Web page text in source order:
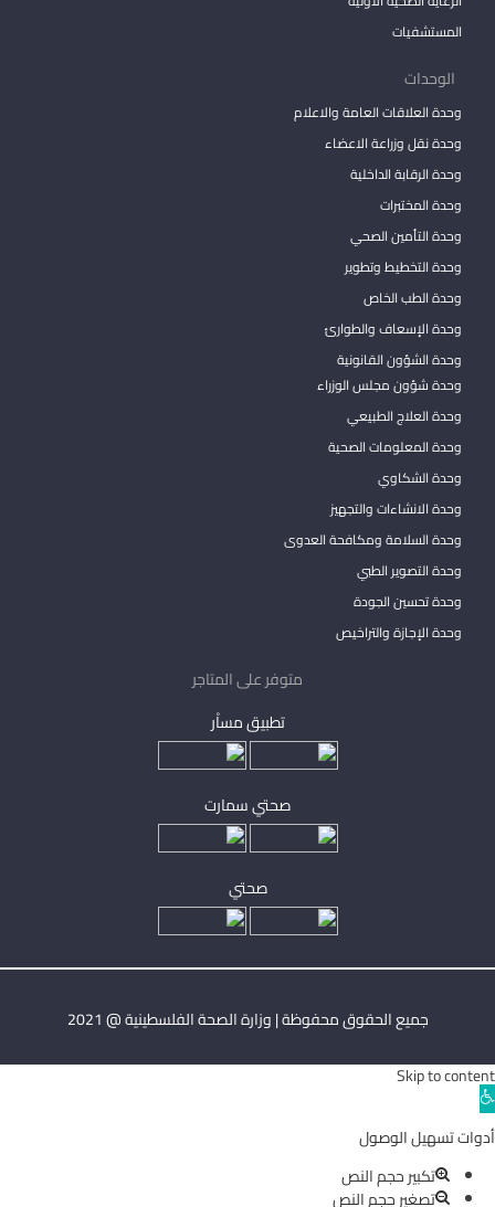
المستشفيات
الوحدات
وحدة العلاقات العامة والاعلام
وحدة نقل وزراعة الاعضاء
وحدة الرقابة الداخلية
وحدة المختبرات
وحدة التأمين الصحي
وحدة التخطيط وتطوير
وحدة الطب الخاص
وحدة الإسعاف والطوارئ
وحدة الشؤون القانونية
وحدة شؤون مجلس الوزراء
وحدة العلاج الطبيعي
وحدة المعلومات الصحية
وحدة الشكاوي
وحدة الانشاءات والتجهيز
وحدة السلامة ومكافحة العدوى
وحدة التصوير الطبي
وحدة تحسين الجودة
وحدة الإجازة والتراخيص
متوفر على المتاجر
تطبيق مساْر
صحتي سمارت
صحتي
جميع الحقوق محفوظة | وزارة الصحة الفلسطينية @ 2021
Skip to content
Open
toolbar
أدوات تسهيل الوصول
تكبير حجم النص
تصغير حجم النص